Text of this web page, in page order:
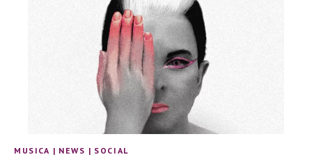
MUSICA | NEWS | SOCIAL